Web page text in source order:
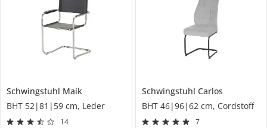
Schwingstuhl Maik
BHT 52|81|59 cm, Leder
14
Schwingstuhl Carlos
BHT 46|96|62 cm, Cordstoff
7